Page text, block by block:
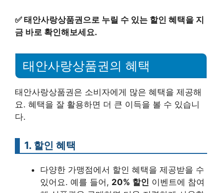
✅태안사랑상품권으로 누릴 수 있는 할인 혜택을 지
금 바로 확인해보세요.
태안사랑상품권의 혜택
태안사랑상품권은 소비자에게 많은 혜택을 제공해
요. 혜택을 잘 활용하면 더 큰 이득을 볼 수 있습니
다.
1. 할인 혜택
다양한 가맹점에서 할인 혜택을 제공받을 수
있어요. 예를 들어, 20% 할인 이벤트에 참여